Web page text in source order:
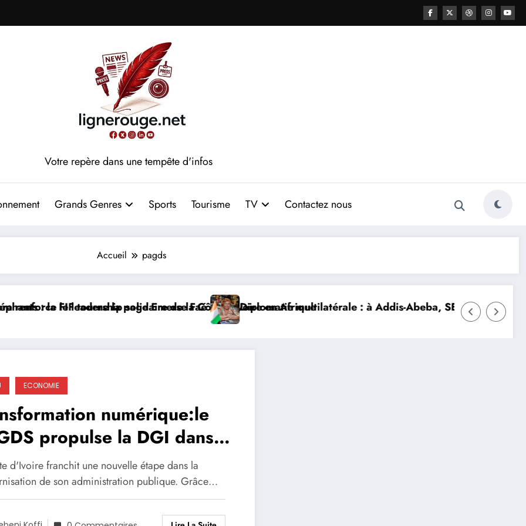
Votre repère dans une tempête d'infos
Grands Genres Sports Tourisme TV Contactez nous
Accueil pagds
le leadership solidaire de la Côte d’Ivoire en Afrique
: la FIF tourne la page Emerse Faé Diplomatie multilatérale : à Addis-Abeba, SE Mme Nialé Kaba
𝐉𝐎𝐉 𝐃𝐀𝐊𝐀𝐑
ECONOMIE
numérique:le
propulse la DGI dans
de l’intelligence
d'Ivoire franchit une nouvelle étape dans la
de son administration publique. Grâce…